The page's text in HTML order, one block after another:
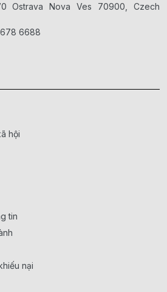
Ostrava Nova Ves 70900, Czech
6688
hội
tin
nại